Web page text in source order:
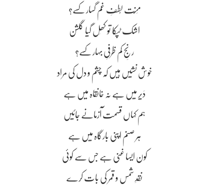
مِنّت لُطفِ غم گسار کسے؟
اشک ٹپکا تو کھِل گیا گلشن
رنجِ کم ظرفیِ بہار کسے؟
خوش نشیں ہیں کہ چشم و دل کی مراد
دَیر میں ہے نہ خانقاہ میں ہے
ہم کہاں قسمت آزمانے جائیں
ہر صنم اپنی بارگاہ میں ہے
کون ایسا غنی ہے جس سے کوئی
نقدِ شمس و قمر کی بات کرے